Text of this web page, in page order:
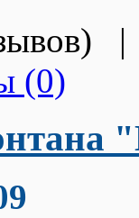
) |
(0)